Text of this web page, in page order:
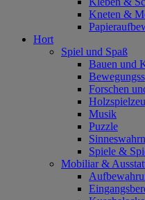
Kneten &
Hort
Spiel und Spaß
Bauen und
Forschen
Musik
Puzzle
Spiele &
Mobiliar &